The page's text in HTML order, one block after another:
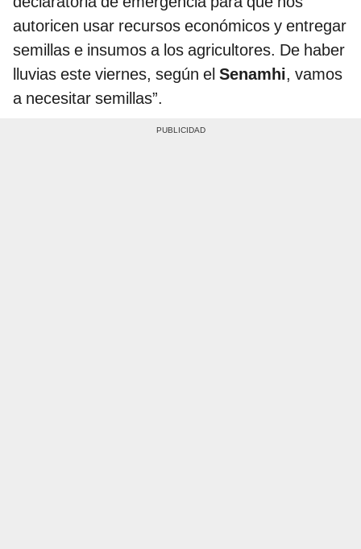
autoricen usar recursos económicos y entregar
semillas e insumos a los agricultores. De haber
lluvias este viernes, según el Senamhi, vamos
a necesitar semillas”.